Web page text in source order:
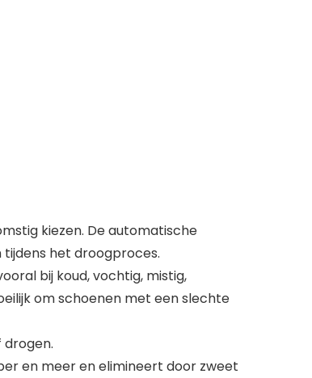
kiezen. De automatische
het droogproces.
bij koud, vochtig, mistig,
om schoenen met een slechte
en meer en elimineert door zweet